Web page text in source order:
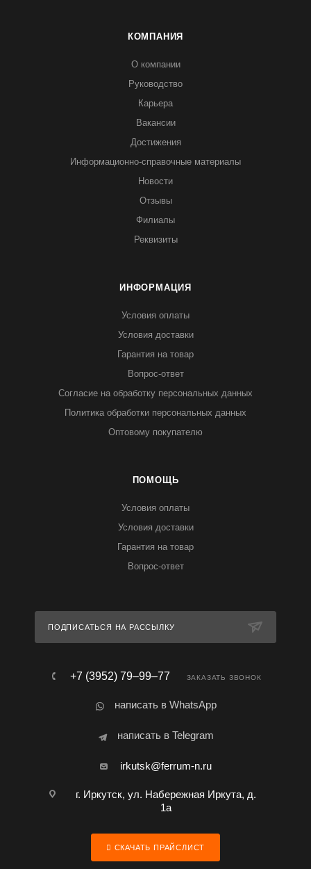
КОМПАНИЯ
О компании
Руководство
Карьера
Вакансии
Достижения
Информационно-справочные материалы
Новости
Отзывы
Филиалы
Реквизиты
ИНФОРМАЦИЯ
Условия оплаты
Условия доставки
Гарантия на товар
Вопрос-ответ
Согласие на обработку персональных данных
Политика обработки персональных данных
Оптовому покупателю
ПОМОЩЬ
Условия оплаты
Условия доставки
Гарантия на товар
Вопрос-ответ
ПОДПИСАТЬСЯ НА РАССЫЛКУ
+7 (3952) 79‒99‒77 ЗАКАЗАТЬ ЗВОНОК
написать в WhatsApp
написать в Telegram
irkutsk@ferrum-n.ru
г. Иркутск, ул. Набережная Иркута, д.
1а
СКАЧАТЬ ПРАЙСЛИСТ